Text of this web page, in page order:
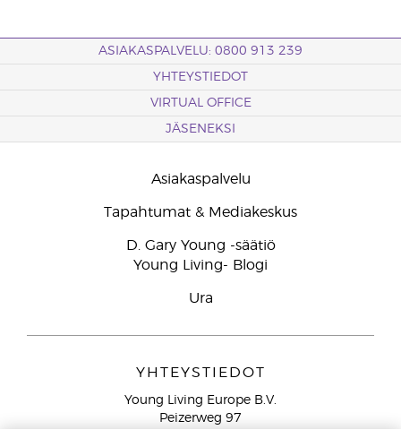
ASIAKASPALVELU: 0800 913 239
YHTEYSTIEDOT
VIRTUAL OFFICE
JÄSENEKSI
Asiakaspalvelu
Tapahtumat & Mediakeskus
D. Gary Young -säätiö
Young Living- Blogi
Ura
YHTEYSTIEDOT
Young Living Europe B.V.
Peizerweg 97